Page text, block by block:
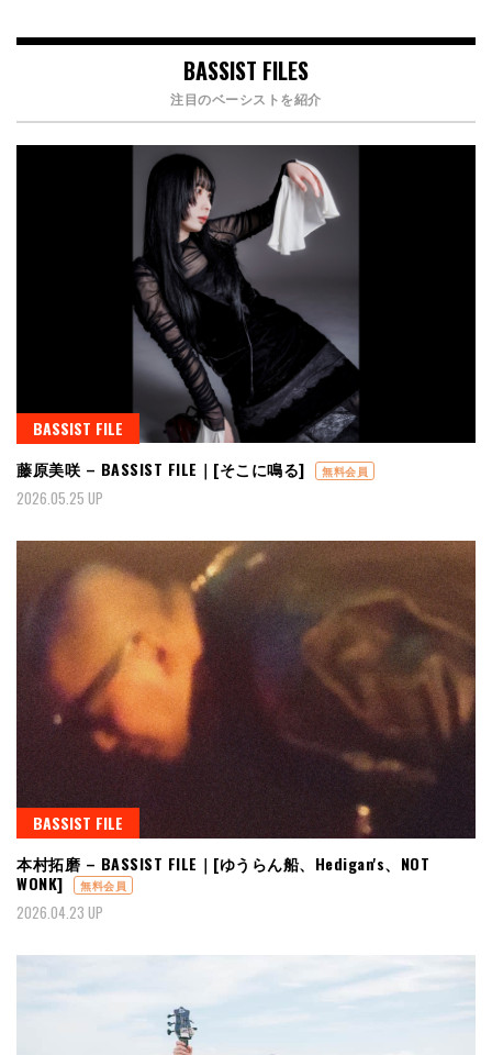
BASSIST FILES
注目のベーシストを紹介
BASSIST FILE
藤原美咲 – BASSIST FILE｜[そこに鳴る]
無料会員
2026.05.25 UP
BASSIST FILE
本村拓磨 – BASSIST FILE｜[ゆうらん船、Hedigan's、NOT
WONK]
無料会員
2026.04.23 UP